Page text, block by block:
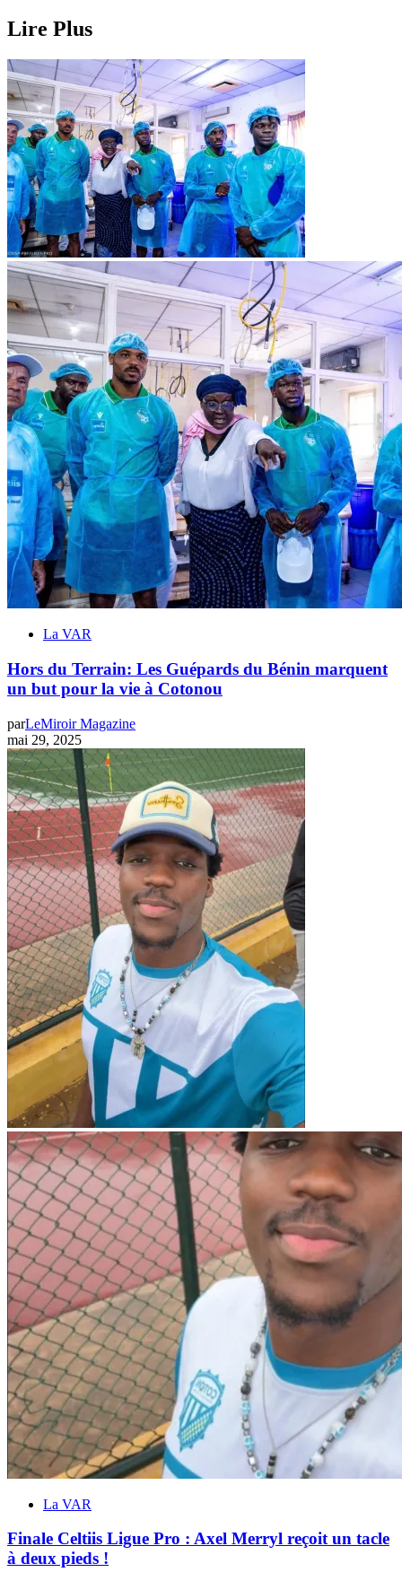
Lire Plus
La VAR
Hors du Terrain: Les Guépards du Bénin marquent
un but pour la vie à Cotonou
parLeMiroir Magazine
mai 29, 2025
La VAR
Finale Celtiis Ligue Pro : Axel Merryl reçoit un tacle
à deux pieds !